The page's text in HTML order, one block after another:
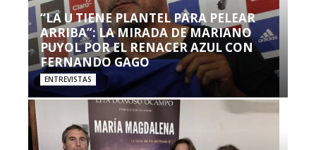
“LA U TIENE PLANTEL PARA PELEAR
ARRIBA”: LA MIRADA DE MARIANO
PUYOL POR EL RENACER AZUL CON
FERNANDO GAGO
ENTREVISTAS